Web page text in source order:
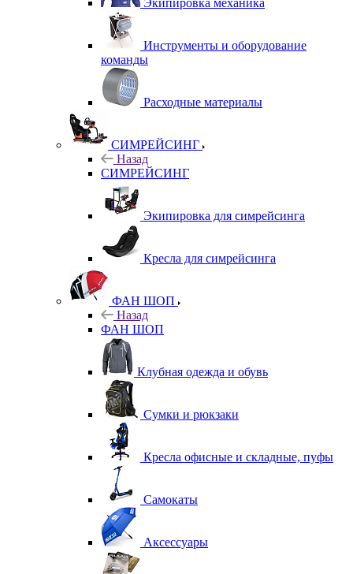
Экипировка механика
Инструменты и оборудование
команды
Расходные материалы
СИМРЕЙСИНГ
Назад
СИМРЕЙСИНГ
Экипировка для симрейсинга
Кресла для симрейсинга
ФАН ШОП
Назад
ФАН ШОП
Клубная одежда и обувь
Сумки и рюкзаки
Кресла офисные и складные, пуфы
Самокаты
Аксессуары